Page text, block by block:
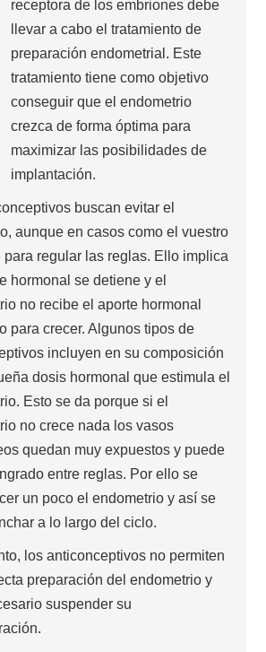
receptora de los embriones debe
llevar a cabo el tratamiento de
preparación endometrial. Este
tratamiento tiene como objetivo
conseguir que el endometrio
crezca de forma óptima para
maximizar las posibilidades de
implantación.
buscan evitar el
aunque en casos como el vuestro
para regular las reglas. Ello implica
hormonal se detiene y el
no recibe el aporte hormonal
para crecer. Algunos tipos de
incluyen en su composición
dosis hormonal que estimula el
Esto se da porque si el
no crece nada los vasos
quedan muy expuestos y puede
entre reglas. Por ello se
un poco el endometrio y así se
a lo largo del ciclo.
los anticonceptivos no permiten
preparación del endometrio y
suspender su